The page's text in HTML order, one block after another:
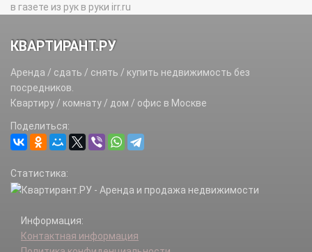
в газете из рук в руки irr.ru
КВАРТИРАНТ.РУ
Аренда / сдать / снять / купить недвижимость без
посредников.
Квартиру / комнату / дом / офис в Москве
Поделиться:
Статистика:
Информация:
Контактная информация